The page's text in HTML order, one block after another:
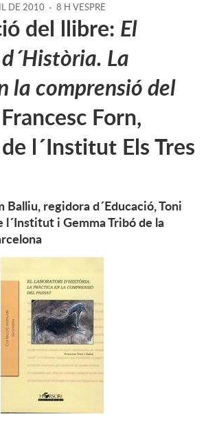
DE 2010 - 8 H VESPRE
del llibre: El
La
la comprensió del
Forn,
l´Institut Els Tres
Balliu, regidora d´Educació, Toni
i Gemma Tribó de la